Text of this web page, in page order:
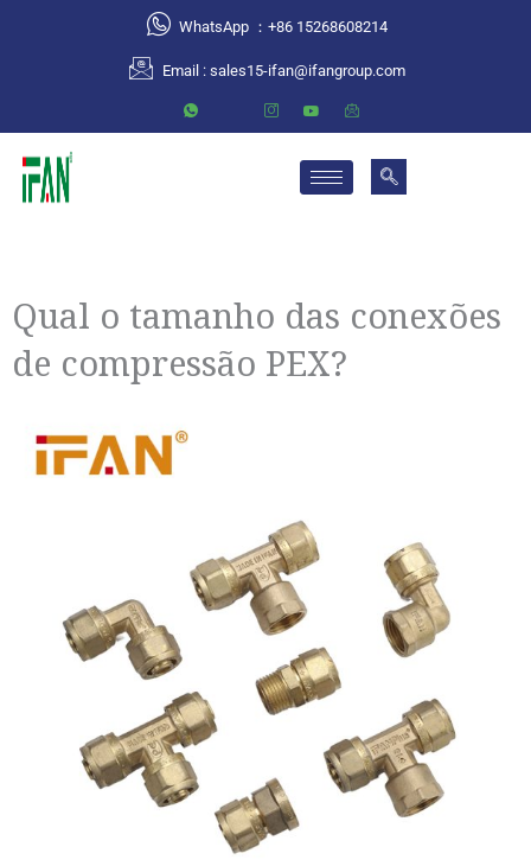
WhatsApp ：+86 15268608214
Email : sales15-ifan@ifangroup.com
Qual o tamanho das conexões
de compressão PEX?